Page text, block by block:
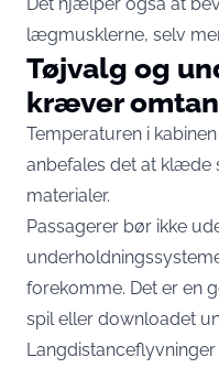
lægmusklerne, selv
Tøjvalg og
kræver
Temperaturen i
anbefales det at klæde
materialer.
Passagerer bør ikke
forekomme. Det er en
spil eller downloadet